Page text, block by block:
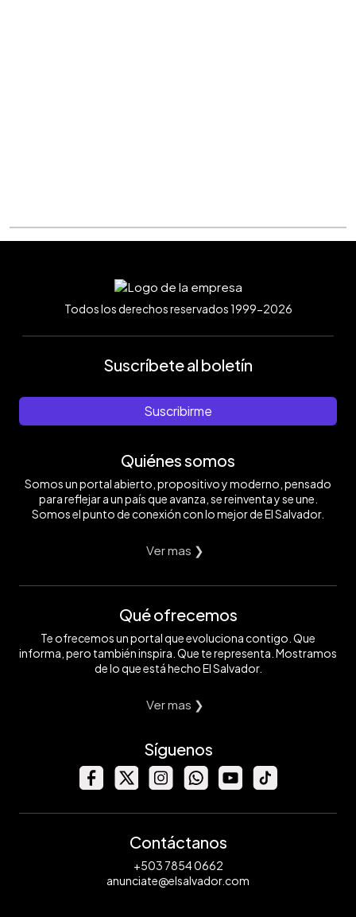
Todos los derechos reservados 1999-2026
Suscríbete al boletín
Suscribirme
Quiénes somos
Somos un portal abierto, propositivo y moderno, pensado
para reflejar a un país que avanza, se reinventa y se une.
Somos el punto de conexión con lo mejor de El Salvador.
Ver mas ❯
Qué ofrecemos
Te ofrecemos un portal que evoluciona contigo. Que
informa, pero también inspira. Que te representa. Mostramos
de lo que está hecho El Salvador.
Ver mas ❯
Síguenos
Contáctanos
+503 7854 0662
anunciate@elsalvador.com